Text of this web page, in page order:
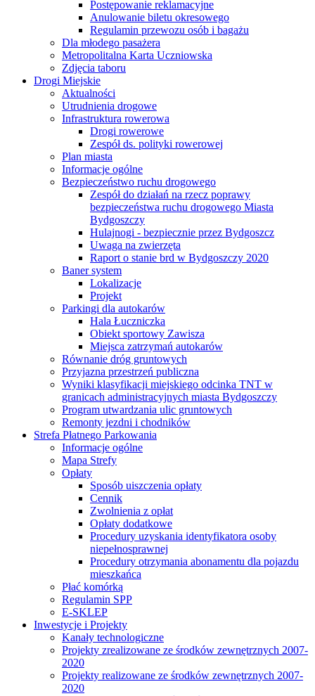
Postępowanie reklamacyjne
Anulowanie biletu okresowego
Regulamin przewozu osób i bagażu
Dla młodego pasażera
Metropolitalna Karta Uczniowska
Zdjęcia taboru
Drogi Miejskie
Aktualności
Utrudnienia drogowe
Infrastruktura rowerowa
Drogi rowerowe
Zespół ds. polityki rowerowej
Plan miasta
Informacje ogólne
Bezpieczeństwo ruchu drogowego
Zespół do działań na rzecz poprawy
bezpieczeństwa ruchu drogowego Miasta
Bydgoszczy
Hulajnogi - bezpiecznie przez Bydgoszcz
Uwaga na zwierzęta
Raport o stanie brd w Bydgoszczy 2020
Baner system
Lokalizacje
Projekt
Parkingi dla autokarów
Hala Łuczniczka
Obiekt sportowy Zawisza
Miejsca zatrzymań autokarów
Równanie dróg gruntowych
Przyjazna przestrzeń publiczna
Wyniki klasyfikacji miejskiego odcinka TNT w
granicach administracyjnych miasta Bydgoszczy
Program utwardzania ulic gruntowych
Remonty jezdni i chodników
Strefa Płatnego Parkowania
Informacje ogólne
Mapa Strefy
Opłaty
Sposób uiszczenia opłaty
Cennik
Zwolnienia z opłat
Opłaty dodatkowe
Procedury uzyskania identyfikatora osoby
niepełnosprawnej
Procedury otrzymania abonamentu dla pojazdu
mieszkańca
Płać komórką
Regulamin SPP
E-SKLEP
Inwestycje i Projekty
Kanały technologiczne
Projekty zrealizowane ze środków zewnętrznych 2007-
2020
Projekty realizowane ze środków zewnętrznych 2007-
2020